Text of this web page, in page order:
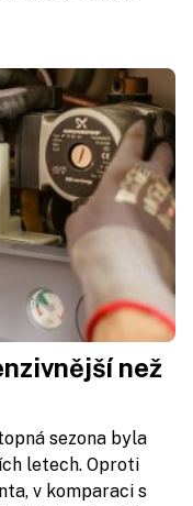
než
sezona byla
letech. Oproti
v komparaci s